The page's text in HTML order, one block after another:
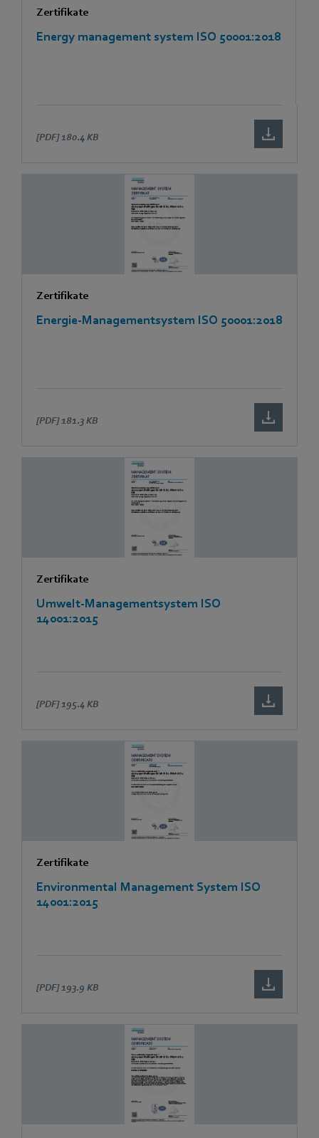
Zertifikate
Energy management system ISO 50001:2018
[PDF] 180.4 KB
Zertifikate
Energie-Managementsystem ISO 50001:2018
[PDF] 181.3 KB
Zertifikate
Umwelt-Managementsystem ISO
14001:2015
[PDF] 195.4 KB
Zertifikate
Environmental Management System ISO
14001:2015
[PDF] 193.9 KB